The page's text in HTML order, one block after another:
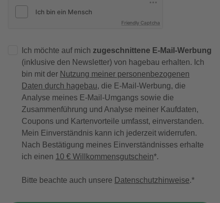
Friendly Captcha
Ich möchte auf mich zugeschnittene E-Mail-Werbung
(inklusive den Newsletter) von hagebau erhalten. Ich
bin mit der Nutzung meiner personenbezogenen
Daten durch hagebau, die E-Mail-Werbung, die
Analyse meines E-Mail-Umgangs sowie die
Zusammenführung und Analyse meiner Kaufdaten,
Coupons und Kartenvorteile umfasst, einverstanden.
Mein Einverständnis kann ich jederzeit widerrufen.
Nach Bestätigung meines Einverständnisses erhalte
ich einen 10 € Willkommensgutschein*.
Bitte beachte auch unsere Datenschutzhinweise.